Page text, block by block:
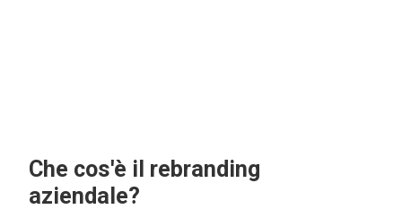
Che cos'è il rebranding
aziendale?